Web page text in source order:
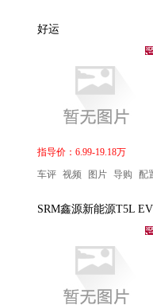
好运
指导价：6.99-19.18万
车评 视频 图片 导购 配
SRM鑫源新能源T5L EV